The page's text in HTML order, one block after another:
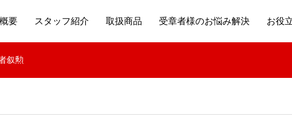
要 スタッフ紹介 取扱商品 受章者様のお悩み解決 お役
叙勲